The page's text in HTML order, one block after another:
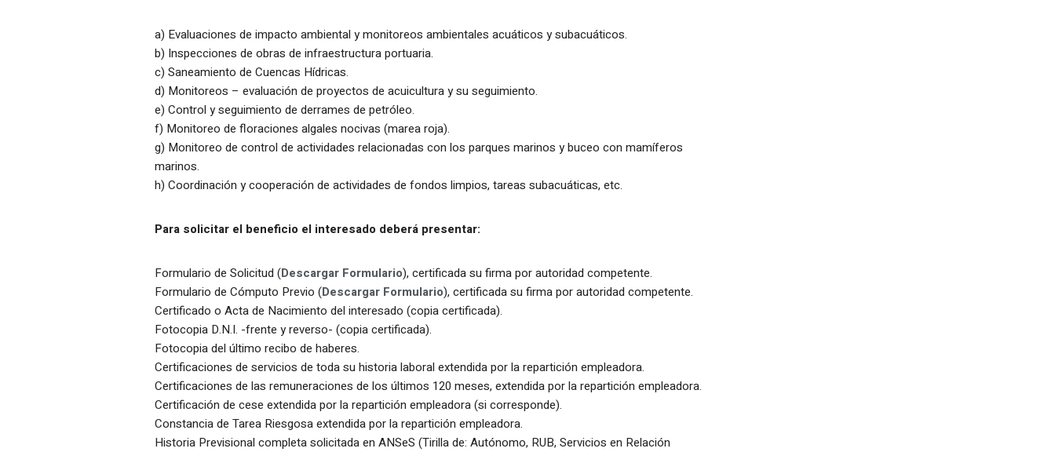
a) Evaluaciones de impacto ambiental y monitoreos ambientales acuáticos y subacuáticos.
b) Inspecciones de obras de infraestructura portuaria.
c) Saneamiento de Cuencas Hídricas.
d) Monitoreos – evaluación de proyectos de acuicultura y su seguimiento.
e) Control y seguimiento de derrames de petróleo.
f) Monitoreo de floraciones algales nocivas (marea roja).
g) Monitoreo de control de actividades relacionadas con los parques marinos y buceo con mamíferos
marinos.
h) Coordinación y cooperación de actividades de fondos limpios, tareas subacuáticas, etc.
Para solicitar el beneficio el interesado deberá presentar:
Formulario de Solicitud (Descargar Formulario), certificada su firma por autoridad competente.
Formulario de Cómputo Previo (Descargar Formulario), certificada su firma por autoridad competente.
Certificado o Acta de Nacimiento del interesado (copia certificada).
Fotocopia D.N.I. -frente y reverso- (copia certificada).
Fotocopia del último recibo de haberes.
Certificaciones de servicios de toda su historia laboral extendida por la repartición empleadora.
Certificaciones de las remuneraciones de los últimos 120 meses, extendida por la repartición empleadora.
Certificación de cese extendida por la repartición empleadora (si corresponde).
Constancia de Tarea Riesgosa extendida por la repartición empleadora.
Historia Previsional completa solicitada en ANSeS (Tirilla de: Autónomo, RUB, Servicios en Relación